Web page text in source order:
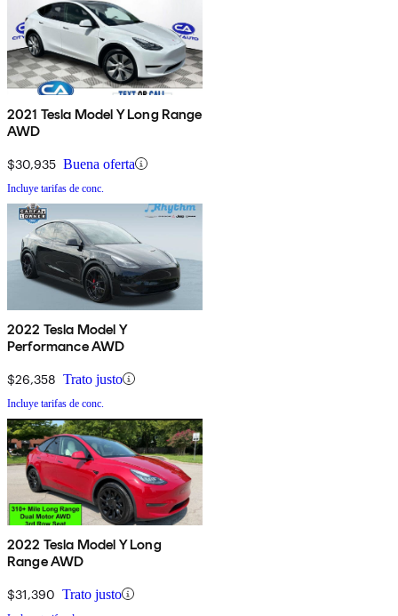
2021 Tesla Model Y Long Range
AWD
$30,935 Buena oferta
Incluye tarifas de conc.
2022 Tesla Model Y
Performance AWD
$26,358 Trato justo
Incluye tarifas de conc.
2022 Tesla Model Y Long
Range AWD
$31,390 Trato justo